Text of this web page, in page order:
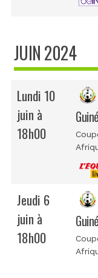
JUIN 2024
Lundi 10
juin à
18h00
Jeudi 6
juin à
18h00